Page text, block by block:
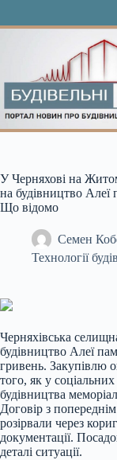
У Черняхові на
на будівництво Алеї
Що відомо
Семен
Технології
Черняхівська
будівництво Алеї
гривень. Закупівлю
того, як у
будівництва
Договір з
розірвали через
документації.
деталі ситуації.